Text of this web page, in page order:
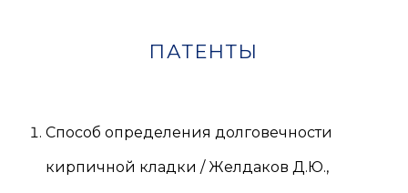
ПАТЕНТЫ
Способ определения долговечности
кирпичной кладки / Желдаков Д.Ю.,